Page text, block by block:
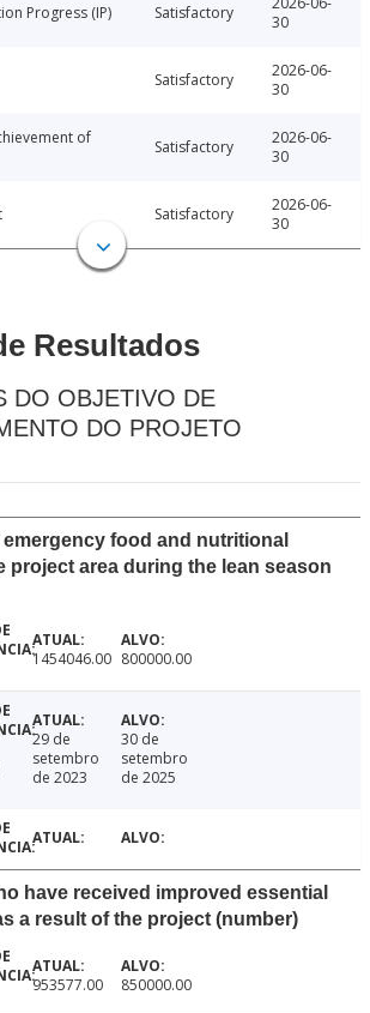
Progress (IP) Satisfactory
30
Satisfactory
2026-06-
30
of
Satisfactory
2026-06-
30
Satisfactory
2026-06-
30
Resultados
DO OBJETIVO DE
DO PROJETO
food and nutritional
project area during the lean season
1454046.00 800000.00
29 de
setembro
de 2023
30 de
setembro
de 2025
have received improved essential
a result of the project (number)
953577.00 850000.00